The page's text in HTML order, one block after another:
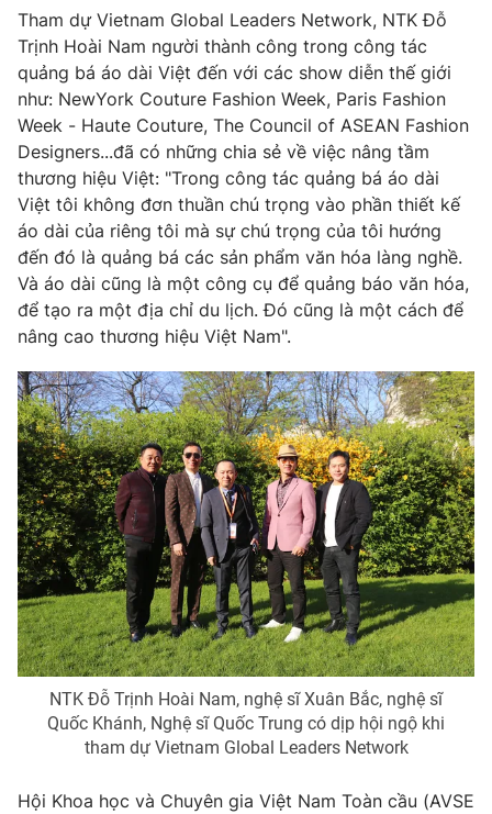
Hậu trường
Nhân vật
Khán giả
Giải sao mai
Giải trí
Điện ảnh
Âm nhạc
Sao
Đời sống
Du lịch
Làm đẹp
Chất lượng cuộc sống
Giáo dục
Tuyển sinh
Học trực tuyến
Công nghệ
Hitech Công nghệ tương lai
Sản phẩm
Thị trường
Tư vấn
Giao lưu trực tuyến
Lịch phát sóng
Chuyên mục khác
Emagazine Podcast
Photo Infographic
Video Shorts video
VTV Money VTV Thể thao
VTV Sức khoẻ Bất động sản
Tham dự Vietnam Global Leaders Network, NTK Đỗ
Trịnh Hoài Nam người thành công trong công tác
quảng bá áo dài Việt đến với các show diễn thế giới
như: NewYork Couture Fashion Week, Paris Fashion
Week - Haute Couture, The Council of ASEAN Fashion
Designers...đã có những chia sẻ về việc nâng tầm
thương hiệu Việt: "Trong công tác quảng bá áo dài
Việt tôi không đơn thuần chú trọng vào phần thiết kế
áo dài của riêng tôi mà sự chú trọng của tôi hướng
đến đó là quảng bá các sản phẩm văn hóa làng nghề.
Và áo dài cũng là một công cụ để quảng báo văn hóa,
để tạo ra một địa chỉ du lịch. Đó cũng là một cách để
nâng cao thương hiệu Việt Nam".
NTK Đỗ Trịnh Hoài Nam, nghệ sĩ Xuân Bắc, nghệ sĩ
Quốc Khánh, Nghệ sĩ Quốc Trung có dịp hội ngộ khi
tham dự Vietnam Global Leaders Network
Hội Khoa học và Chuyên gia Việt Nam Toàn cầu (AVSE